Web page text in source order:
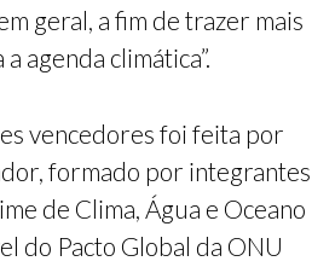
geral, a fim de trazer mais
agenda climática”.
vencedores foi feita por
formado por integrantes
de Clima, Água e Oceano
do Pacto Global da ONU